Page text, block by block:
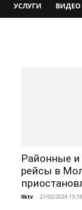
УСЛУГИ ВИДЕО
Районные
рейсы в
liktv - 21/02/2024 13:18